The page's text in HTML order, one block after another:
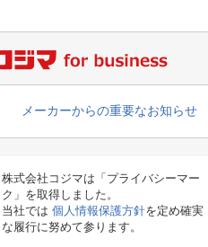
メーカーからの重要なお知らせ
株式会社コジマは「プライバシーマー
ク」を取得しました。
当社では 個人情報保護方針を定め確実
な履行に努めて参ります。